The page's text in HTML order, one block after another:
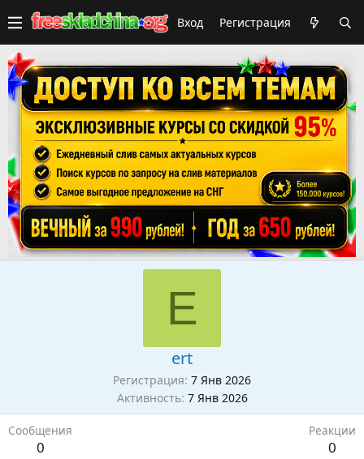
Вход Регистрация
E
ert
Регистрация 7 Янв 2026
Активность 7 Янв 2026
Сообщения
0
Реакции
0